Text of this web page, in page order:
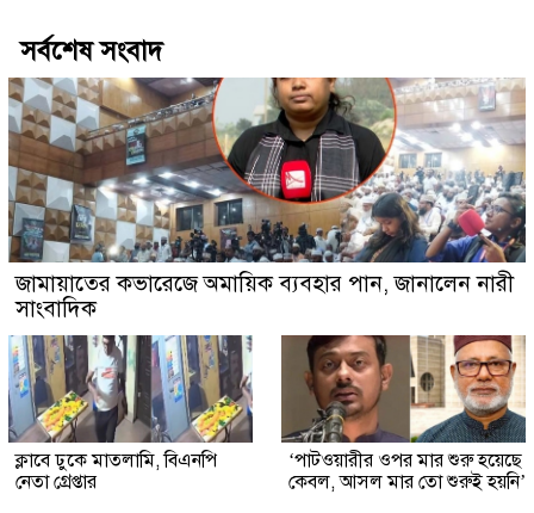
সর্বশেষ সংবাদ
জামায়াতের কভারেজে অমায়িক ব্যবহার পান, জানালেন নারী
সাংবাদিক
ক্লাবে ঢুকে মাতলামি, বিএনপি
নেতা গ্রেপ্তার
‘পাটওয়ারীর ওপর মার শুরু হয়েছে
কেবল, আসল মার তো শুরুই হয়নি’